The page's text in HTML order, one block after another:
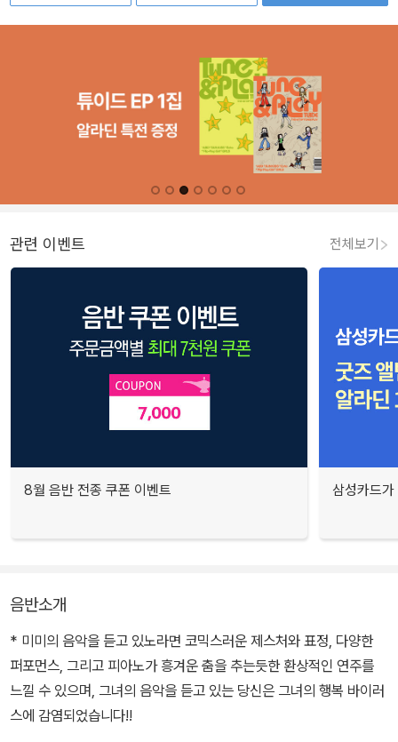
관련 이벤트 전체보기
8월 음반 전종 쿠폰 이벤트 삼성카드
음반소개
* 미미의 음악을 듣고 있노라면 코믹스러운 제스처와 표정, 다양한
퍼포먼스, 그리고 피아노가 흥겨운 춤을 추는듯한 환상적인 연주를
느낄 수 있으며, 그녀의 음악을 듣고 있는 당신은 그녀의 행복 바이러
스에 감염되었습니다!!